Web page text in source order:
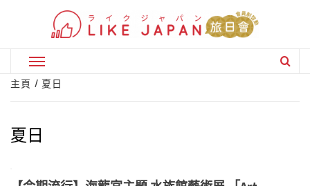
Primary
Menu
主頁 夏日
夏日